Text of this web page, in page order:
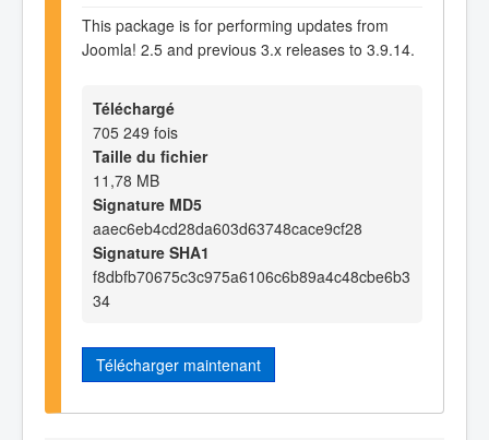
This package is for performing updates from
Joomla! 2.5 and previous 3.x releases to 3.9.14.
Téléchargé
705 249 fois
Taille du fichier
11,78 MB
Signature MD5
aaec6eb4cd28da603d63748cace9cf28
Signature SHA1
f8dbfb70675c3c975a6106c6b89a4c48cbe6b3
34
Télécharger maintenant